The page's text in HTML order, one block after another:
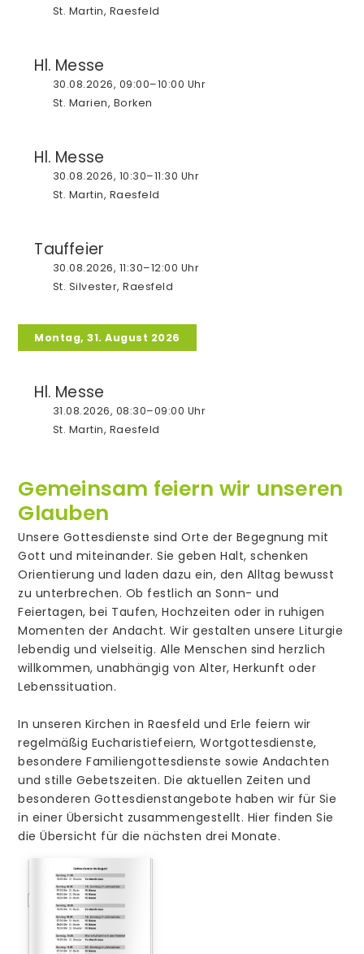
St. Martin, Raesfeld
Hl. Messe
30.08.2026, 09:00–10:00 Uhr
St. Marien, Borken
Hl. Messe
30.08.2026, 10:30–11:30 Uhr
St. Martin, Raesfeld
Tauffeier
30.08.2026, 11:30–12:00 Uhr
St. Silvester, Raesfeld
Montag, 31. August 2026
Hl. Messe
31.08.2026, 08:30–09:00 Uhr
St. Martin, Raesfeld
Gemeinsam feiern wir unseren
Glauben
Unsere Gottesdienste sind Orte der Begegnung mit
Gott und miteinander. Sie geben Halt, schenken
Orientierung und laden dazu ein, den Alltag bewusst
zu unterbrechen. Ob festlich an Sonn- und
Feiertagen, bei Taufen, Hochzeiten oder in ruhigen
Momenten der Andacht. Wir gestalten unsere Liturgie
lebendig und vielseitig. Alle Menschen sind herzlich
willkommen, unabhängig von Alter, Herkunft oder
Lebenssituation.
In unseren Kirchen in Raesfeld und Erle feiern wir
regelmäßig Eucharistiefeiern, Wortgottesdienste,
besondere Familiengottesdienste sowie Andachten
und stille Gebetszeiten. Die aktuellen Zeiten und
besonderen Gottesdienstangebote haben wir für Sie
in einer Übersicht zusammengestellt. Hier finden Sie
die Übersicht für die nächsten drei Monate.